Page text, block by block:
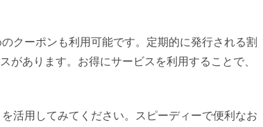
クーポンも利用可能です。定期的に発行される割
があります。お得にサービスを利用することで、
活用してみてください。スピーディーで便利なお